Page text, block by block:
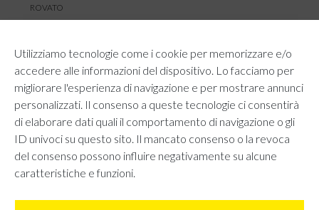
Utilizziamo tecnologie come i cookie per memorizzare e/o
accedere alle informazioni del dispositivo. Lo facciamo per
migliorare l'esperienza di navigazione e per mostrare annunci
personalizzati. Il consenso a queste tecnologie ci consentirà
di elaborare dati quali il comportamento di navigazione o gli
ID univoci su questo sito. Il mancato consenso o la revoca
del consenso possono influire negativamente su alcune
caratteristiche e funzioni.
ROVATO
RESI E RIMBORSI
REGOLAMENTO LOYALTY
CONTATTACI